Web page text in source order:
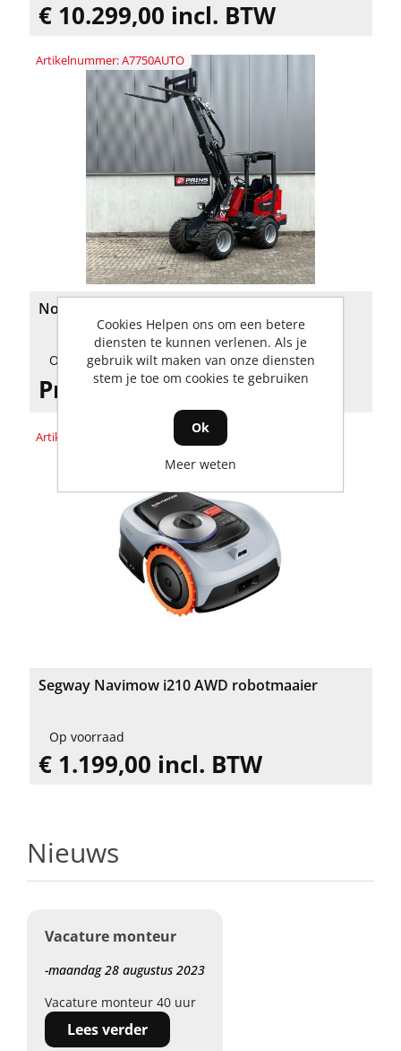
€ 10.299,00 incl. BTW
Artikelnummer: A7750AUTO
Norcar a7750 Automotive mini shovel
Op voorraad
Prijs op aanvraag
Artikelnummer: AA.12.07.03.0001
Segway Navimow i210 AWD robotmaaier
Op voorraad
€ 1.199,00 incl. BTW
Nieuws
Vacature monteur
-maandag 28 augustus 2023
Vacature monteur 40 uur
Lees verder
Cookies Helpen ons om een betere
diensten te kunnen verlenen. Als je
gebruik wilt maken van onze diensten
stem je toe om cookies te gebruiken
Ok
Meer weten